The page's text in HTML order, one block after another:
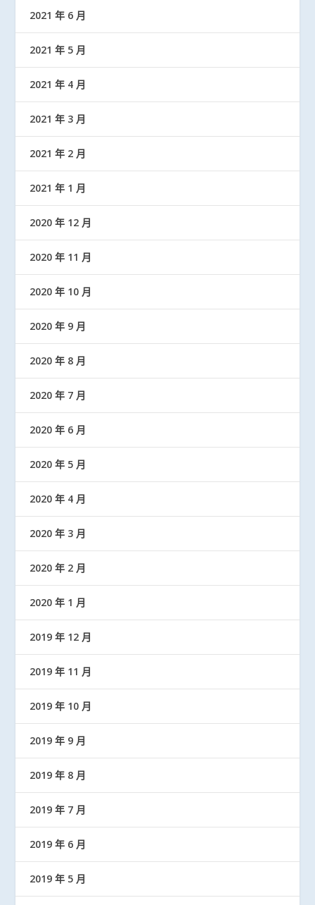
2021 年 6 月
2021 年 5 月
2021 年 4 月
2021 年 3 月
2021 年 2 月
2021 年 1 月
2020 年 12 月
2020 年 11 月
2020 年 10 月
2020 年 9 月
2020 年 8 月
2020 年 7 月
2020 年 6 月
2020 年 5 月
2020 年 4 月
2020 年 3 月
2020 年 2 月
2020 年 1 月
2019 年 12 月
2019 年 11 月
2019 年 10 月
2019 年 9 月
2019 年 8 月
2019 年 7 月
2019 年 6 月
2019 年 5 月